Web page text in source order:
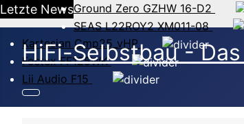
Letzte NewsGround Zero GZHW 16-D2
SEAS L22ROY2 XM011-08
Kartesian Cmp25_vHP
Fostex FF125WK
Lii Audio F15
HiFi-Selbstbau -